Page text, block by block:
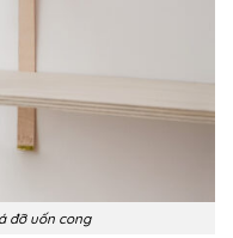
đỡ uốn cong